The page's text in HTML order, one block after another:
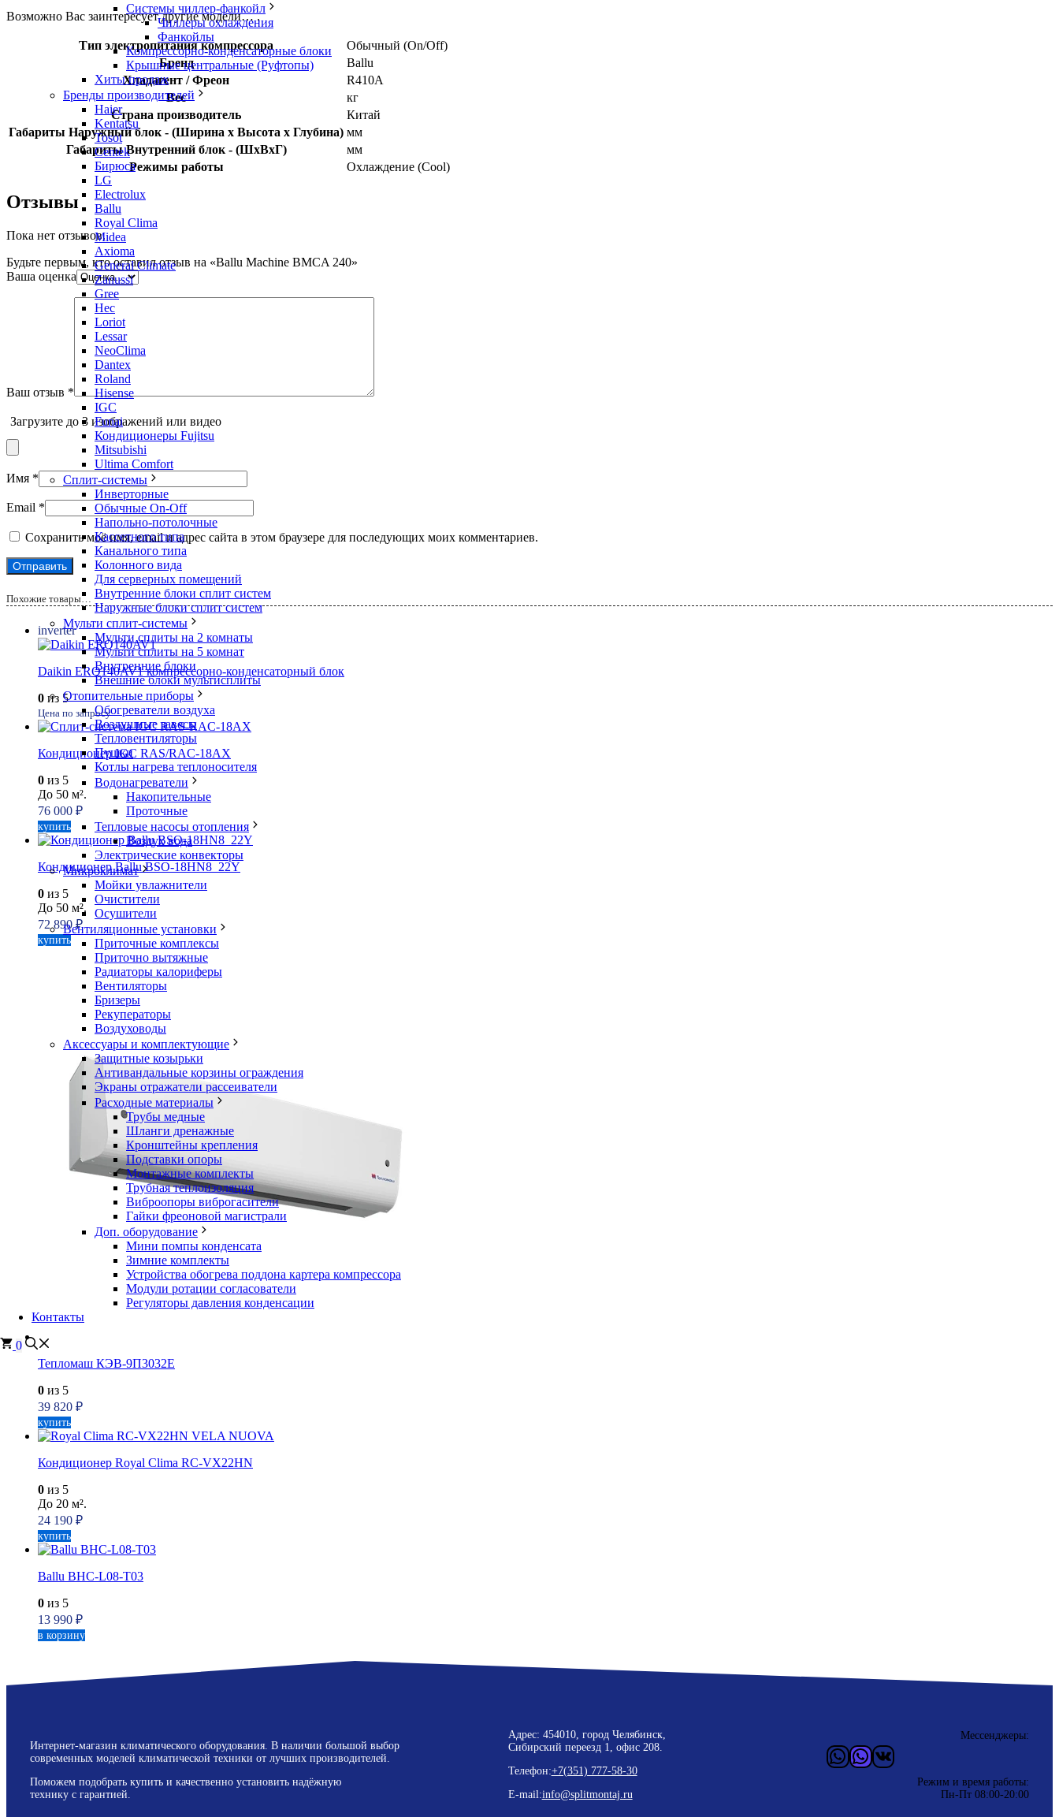
Системы чиллер-фанкойл
Чиллеры охлаждения
Фанкойлы
Компрессорно-конденсаторные блоки
Крышные центральные (Руфтопы)
Хиты продаж
Бренды производителей
Haier
Kentatsu
Tosot
Centek
Бирюса
LG
Electrolux
Ballu
Royal Clima
Midea
Axioma
General Climate
Zanussi
Gree
Hec
Loriot
Lessar
NeoClima
Dantex
Roland
Hisense
IGC
Funai
Кондиционеры Fujitsu
Mitsubishi
Ultima Comfort
Сплит-системы
Инверторные
Обычные On-Off
Напольно-потолочные
Кассетного типа
Канального типа
Колонного вида
Для серверных помещений
Внутренние блоки сплит систем
Наружные блоки сплит систем
Мульти сплит-системы
Мульти сплиты на 2 комнаты
Мульти сплиты на 5 комнат
Внутренние блоки
Внешние блоки мультисплиты
Отопительные приборы
Обогреватели воздуха
Воздушные завесы
Тепловентиляторы
Пушки
Котлы нагрева теплоносителя
Водонагреватели
Накопительные
Проточные
Тепловые насосы отопления
Воздух вода
Электрические конвекторы
Микроклимат
Мойки увлажнители
Очистители
Осушители
Вентиляционные установки
Приточные комплексы
Приточно вытяжные
Радиаторы калориферы
Вентиляторы
Бризеры
Рекуператоры
Воздуховоды
Аксессуары и комплектующие
Защитные козырьки
Антивандальные корзины ограждения
Экраны отражатели рассеиватели
Расходные материалы
Трубы медные
Шланги дренажные
Кронштейны крепления
Подставки опоры
Монтажные комплекты
Трубная теплоизоляция
Виброопоры виброгасители
Гайки фреоновой магистрали
Доп. оборудование
Мини помпы конденсата
Зимние комплекты
Устройства обогрева поддона картера компрессора
Модули ротации согласователи
Регуляторы давления конденсации
Контакты
0
Возможно Вас заинтересует другие модели… .
Тип электропитания компрессора
Обычный (On/Off)
Бренд
Ballu
Хладагент / Фреон
R410A
Вес
кг
Страна производитель
Китай
Габариты Наружный блок - (Ширина х Высота х Глубина) мм
Габариты Внутренний блок - (ШхВхГ)
мм
Режимы работы
Охлаждение (Cool)
Отзывы
Пока нет отзывов.
Будьте первым, кто оставил отзыв на «Ballu Machine BMCA 240»
Ваша оценка
Ваш отзыв *
Загрузите до 3 изображений или видео
Имя *
Email *
Сохранить моё имя, email и адрес сайта в этом браузере для последующих моих комментариев.
Похожие товары…
inverter
Daikin ERQ140AV1 компрессорно-конденсаторный блок
0 из 5
Цена по запросу
Кондиционер IGC RAS/RAC-18AX
0 из 5
До 50 м².
76 000 ₽
купить
Кондиционер Ballu BSO-18HN8_22Y
0 из 5
До 50 м².
72 890₽
купить
Тепломаш КЭВ-9П3032Е
0 из 5
39 820 ₽
купить
Кондиционер Royal Clima RC-VX22HN
0 из 5
До 20 м².
24 190 ₽
купить
Ballu BHC-L08-T03
0 из 5
13 990 ₽
в корзину
Интернет-магазин климатического оборудования. В наличии большой выбор
современных моделей климатической техники от лучших производителей.
Поможем подобрать купить и качественно установить надёжную
технику с гарантией.
Адрес: 454010, город Челябинск,
Сибирский переезд 1, офис 208.
Телефон:+7(351) 777-58-30
E-mail:info@splitmontaj.ru
Мессенджеры:
WhatsApp
ViderВКонтакте
Режим и время работы:
Пн-Пт 08:00-20:00